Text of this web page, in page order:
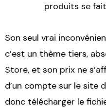
produits se
Son seul vrai
c’est un thème tiers,
Store, et son prix ne
d’un compte sur le site
donc télécharger le